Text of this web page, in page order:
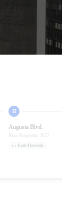
H
Augusta Blvd.
Rua Augusta, 822
↑↓ Emb/Desemb